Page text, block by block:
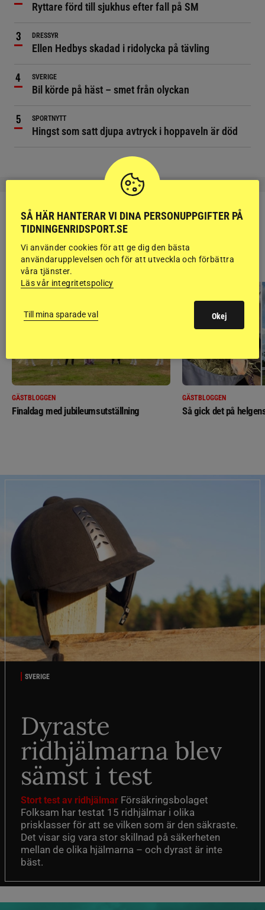
Ryttare förd till sjukhus efter fall på SM
DRESSYR
Ellen Hedbys skadad i ridolycka på tävling
SVERIGE
Bil körde på häst – smet från olyckan
SPORTNYTT
Hingst som satt djupa avtryck i hoppaveln är död
RIDSPORT
BLOGGAR
GÄSTBLOGGEN
Finaldag med jubileumsutställning
GÄSTBLOGGEN
Så gick det på
SVERIGE
Dyraste
ridhjälmarna blev
sämst i test
Stort test av ridhjälmar Försäkringsbolaget
Folksam har testat 15 ridhjälmar i olika
prisklasser för att se vilken som är den säkraste.
Det visar sig vara stor skillnad på säkerheten
mellan de olika hjälmarna – och dyrast är inte
bäst.
SÅ HÄR HANTERAR VI DINA PERSONUPPGIFTER PÅ
TIDNINGENRIDSPORT.SE
Vi använder cookies för att ge dig den bästa
användarupplevelsen och för att utveckla och förbättra
våra tjänster.
Läs vår integritetspolicy
Till mina sparade val Okej